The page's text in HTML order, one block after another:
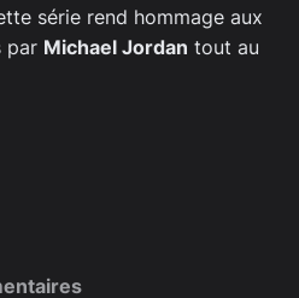
série rend hommage aux
par Michael Jordan tout au